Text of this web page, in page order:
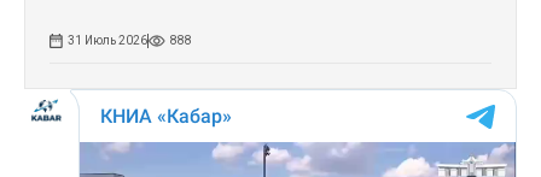
31 Июль 2026 888